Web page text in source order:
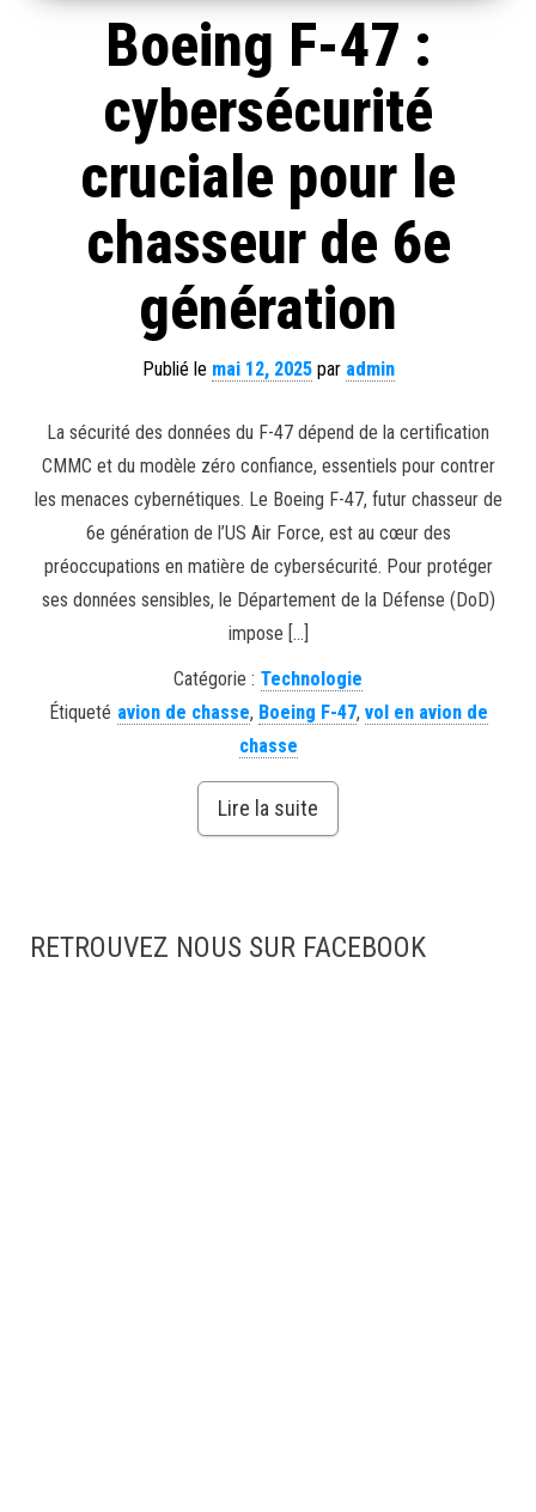
Boeing F-47 :
cybersécurité
cruciale pour le
chasseur de 6e
génération
Publié le mai 12, 2025par admin
La sécurité des données du F-47 dépend de la certification
CMMC et du modèle zéro confiance, essentiels pour contrer
les menaces cybernétiques. Le Boeing F-47, futur chasseur de
6e génération de l’US Air Force, est au cœur des
préoccupations en matière de cybersécurité. Pour protéger
ses données sensibles, le Département de la Défense (DoD)
impose […]
Catégorie : Technologie
Étiqueté avion de chasse, Boeing F-47, vol en avion de
chasse
Lire la suite
RETROUVEZ NOUS SUR FACEBOOK